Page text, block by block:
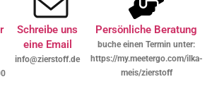
Schreibe uns
eine Email
info@zierstoff.de
Persönliche Beratung
buche einen Termin unter:
https://my.meetergo.com/ilka-
meis/zierstoff